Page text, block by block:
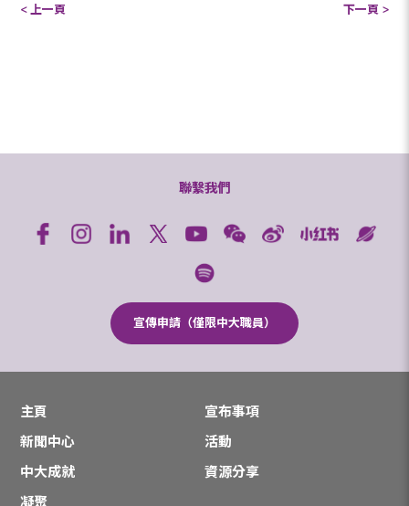
< 上一頁 下一頁 >
聯繫我們
宣傳申請（僅限中大職員）
主頁
宣布事項
新聞中心
活動
中大成就
資源分享
凝聚